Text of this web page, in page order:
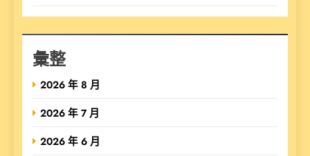
彙整
2026 年 8 月
2026 年 7 月
2026 年 6 月